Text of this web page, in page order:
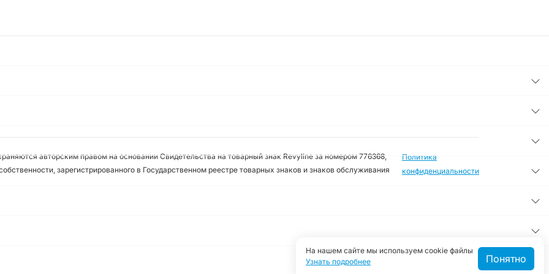
авторским правом на основании Свидетельства на товарный знак Revyline за номером 776368,
зарегистрированного в Государственном реестре товарных знаков и знаков обслуживания
Политика
конфиденциальности
На нашем сайте мы используем cookie файлы
Узнать подробнее
Понятно